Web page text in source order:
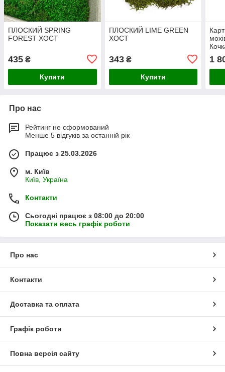
ПЛОСКИЙ SPRING
FOREST ХОСТ
435 ₴
Купити
ПЛОСКИЙ LIME GREEN
ХОСТ
343₴
Купити
1
Про нас
Рейтинг не сформований
Менше 5 відгуків за останній рік
Працює з 25.03.2026
м. Київ
Київ, Україна
Контакти
Сьогодні працює з 08:00 до 20:00
Показати весь графік роботи
Про нас
Контакти
Доставка та оплата
Графік роботи
Повна версія сайту